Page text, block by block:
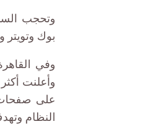
وتحجب
بوك وتويتر
وفي
وأعلنت
على صفحات
النظام